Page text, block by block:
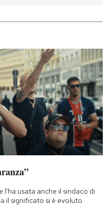
l'ha usata anche il sindaco di
il significato si è evoluto